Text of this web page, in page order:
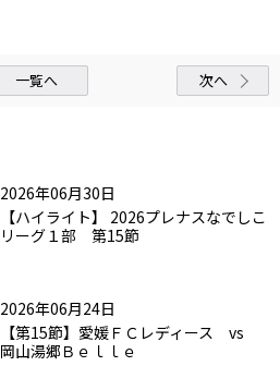
一覧へ 次へ
2026年06月30日
【ハイライト】 2026プレナスなでしこ
リーグ１部 第15節
2026年06月24日
【第15節】愛媛ＦＣレディース vs
岡山湯郷Ｂｅｌｌｅ